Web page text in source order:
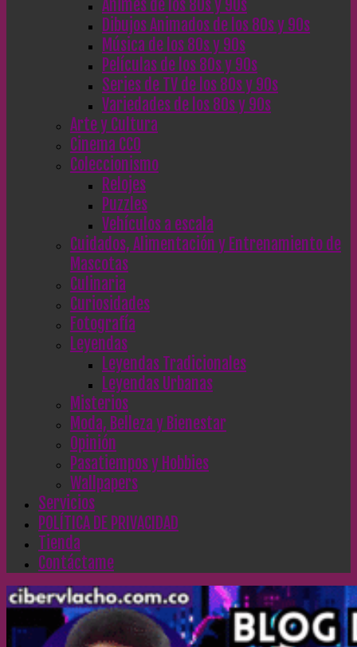
Animes de los 80s y 90s
Dibujos Animados de los 80s y 90s
Música de los 80s y 90s
Películas de los 80s y 90s
Series de TV de los 80s y 90s
Variedades de los 80s y 90s
Arte y Cultura
Cinema CC0
Coleccionismo
Relojes
Puzzles
Vehículos a escala
Cuidados, Alimentación y Entrenamiento de
Mascotas
Culinaria
Curiosidades
Fotografía
Leyendas
Leyendas Tradicionales
Leyendas Urbanas
Misterios
Moda, Belleza y Bienestar
Opinión
Pasatiempos y Hobbies
Wallpapers
Servicios
POLÍTICA DE PRIVACIDAD
Tienda
Contáctame